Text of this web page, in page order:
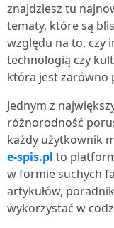
znajdziesz tu
tematy, które są
względu na to, czy
technologią czy
która jest zarówno
Jednym z
różnorodność
każdy użytkownik
e-spis.pl to
w formie suchych
artykułów,
wykorzystać w